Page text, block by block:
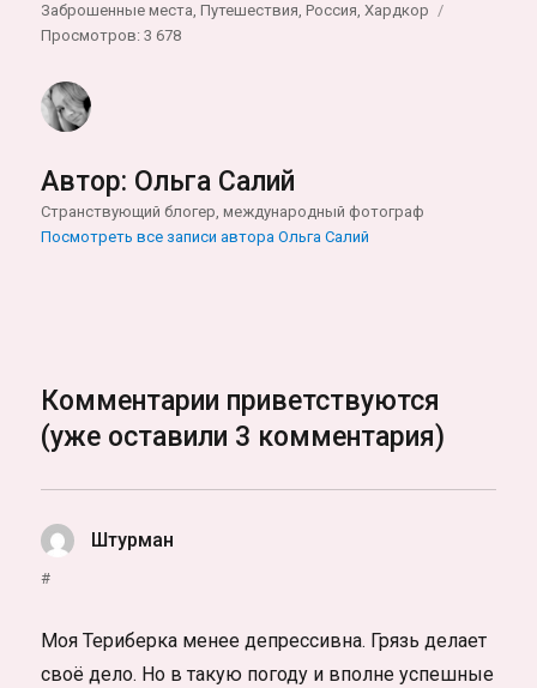
Заброшенные места,Путешествия,Россия,Хардкор
Просмотров: 3 678
Автор: Ольга Салий
Странствующий блогер, международный фотограф
Посмотреть все записи автора Ольга Салий
Комментарии приветствуются
(уже оставили 3 комментария)
Штурман
#
Моя Териберка менее депрессивна. Грязь делает
своё дело. Но в такую погоду и вполне успешные